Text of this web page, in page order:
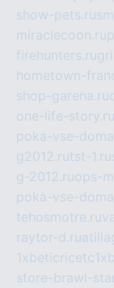
show-pets.ru
miraclecoon.ru
firehunters.ru
hometown-
shop-garena.ru
one-life-story.ru
poka-vse-
g2012.rutst-1.ru
g-2012.ruops-
poka-vse-
tehosmotre.ru
raytor-d.ru
store-brawl-